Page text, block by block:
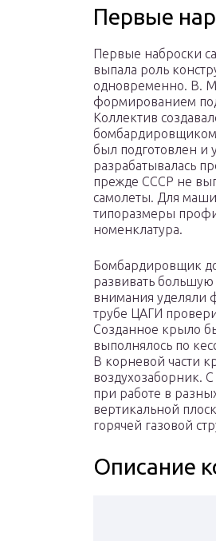
Первые
Первые наброски
выпала роль
одновременно. В.
формированием
Коллектив
был подготовлен и
разрабатывалась
прежде СССР не
самолеты. Для
типоразмеры
номенклатура.
Бомбардировщик
развивать
внимания уделяли
трубе ЦАГИ
Созданное крыло
выполнялось по
В корневой части
воздухозаборник.
при работе в
вертикальной
горячей газовой
Описание